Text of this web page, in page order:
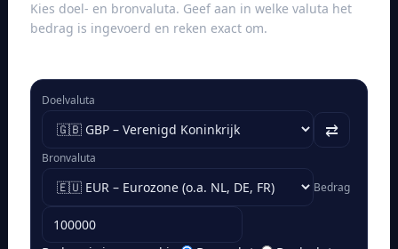
Kies doel- en bronvaluta. Geef aan in welke valuta het
bedrag is ingevoerd en reken exact om.
Doelvaluta
⇄
Bronvaluta
Bedrag